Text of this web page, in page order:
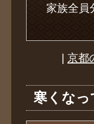
家族全員
| 京都
寒くな